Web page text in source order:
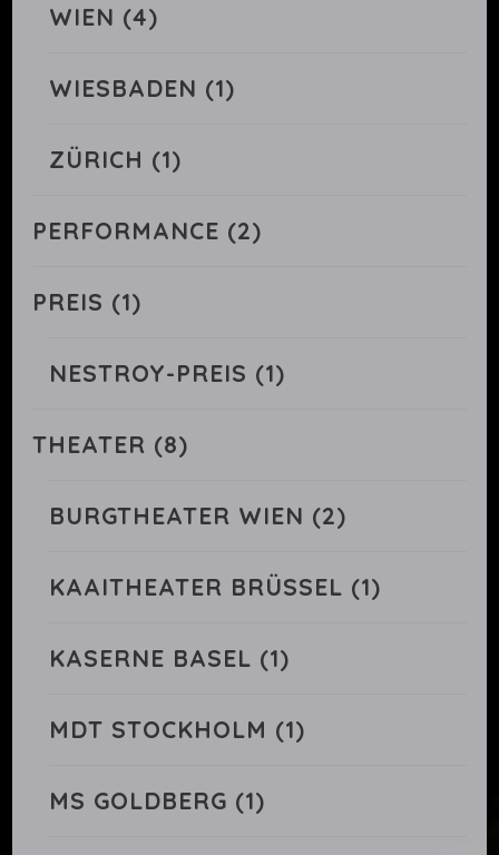
WIEN (4)
WIESBADEN (1)
ZÜRICH (1)
PERFORMANCE (2)
PREIS (1)
NESTROY-PREIS (1)
THEATER (8)
BURGTHEATER WIEN (2)
KAAITHEATER BRÜSSEL (1)
KASERNE BASEL (1)
MDT STOCKHOLM (1)
MS GOLDBERG (1)